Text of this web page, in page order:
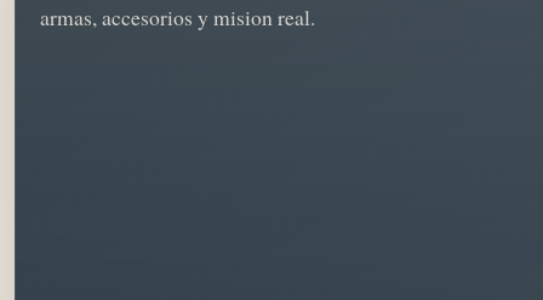
armas, accesorios y mision real.